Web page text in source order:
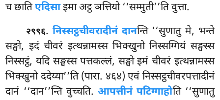
च छातिएदिसाइमा अट्ठ ञत्तियो ‘‘सम्मुती’’ति वुत्ता.
२९९६. निस्सट्ठचीवरादीनं दानन्ति ‘‘सुणातु मे, भन्ते
सङ्घो, इदं चीवरं इत्थन्नामस्स भिक्खुनो निस्सग्गियं सङ्घस्स
निस्सट्ठं, यदि सङ्घस्स पत्तकल्लं, सङ्घो इमं चीवरं इत्थन्नामस्स
भिक्खुनोददेय्या’’ति (पारा. ४६४) एवं निस्सट्ठचीवरपत्तादीनं
दानं ‘‘दान’’न्ति वुच्चति.आपत्तीनं पटिग्गाहोति ‘‘सुणातु